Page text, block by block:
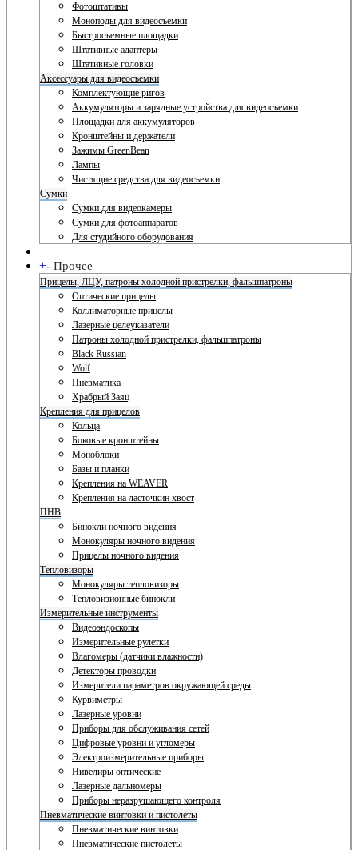
Фотоштативы
Моноподы для видеосъемки
Быстросъемные площадки
Штативные адаптеры
Штативные головки
Аксессуары для видеосъемки
Комплектующие ригов
Аккумуляторы и зарядные устройства для видеосъемки
Площадки для аккумуляторов
Кронштейны и держатели
Зажимы GreenBean
Лампы
Чистящие средства для видеосъемки
Сумки
Сумки для видеокамеры
Сумки для фотоаппаратов
Для студийного оборудования
+- Прочее
Прицелы, ЛЦУ, патроны холодной пристрелки, фальшпатроны
Оптические прицелы
Коллиматорные прицелы
Лазерные целеуказатели
Патроны холодной пристрелки, фальшпатроны
Black Russian
Wolf
Пневматика
Храбрый Заяц
Крепления для прицелов
Кольца
Боковые кронштейны
Моноблоки
Базы и планки
Крепления на WEAVER
Крепления на ласточкин хвост
ПНВ
Бинокли ночного видения
Монокуляры ночного видения
Прицелы ночного видения
Тепловизоры
Монокуляры тепловизоры
Тепловизионные бинокли
Измерительные инструменты
Видеоэндоскопы
Измерительные рулетки
Влагомеры (датчики влажности)
Детекторы проводки
Измерители параметров окружающей среды
Курвиметры
Лазерные уровни
Приборы для обслуживания сетей
Цифровые уровни и угломеры
Электроизмерительные приборы
Нивелиры оптические
Лазерные дальномеры
Приборы неразрушающего контроля
Пневматические винтовки и пистолеты
Пневматические винтовки
Пневматические пистолеты